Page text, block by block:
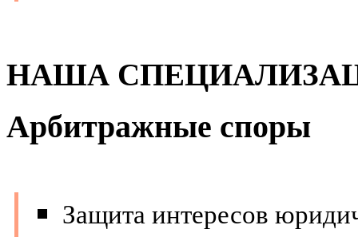
НАША
Арбитражные споры
Защита интересов